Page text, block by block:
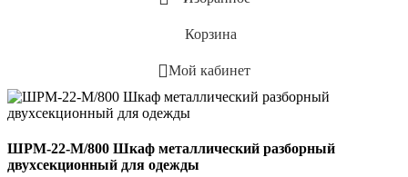
Корзина
Мой кабинет
ШРМ-22-М/800 Шкаф металлический разборный
двухсекционный для одежды